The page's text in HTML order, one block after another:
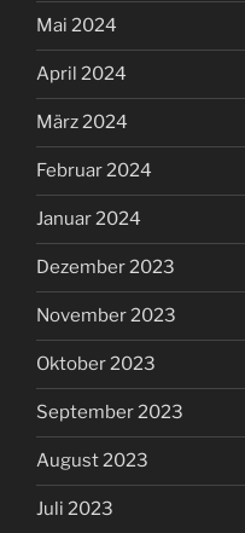
Mai 2024
April 2024
März 2024
Februar 2024
Januar 2024
Dezember 2023
November 2023
Oktober 2023
September 2023
August 2023
Juli 2023